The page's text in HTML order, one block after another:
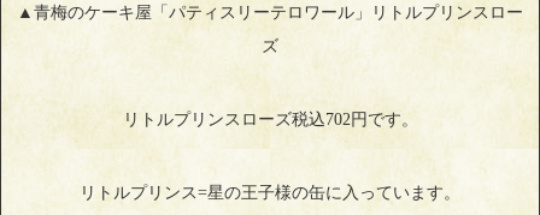
▲青梅のケーキ屋「パティスリーテロワール」リトルプリンスロー
ズ
リトルプリンスローズ税込702円です。
リトルプリンス=星の王子様の缶に入っています。